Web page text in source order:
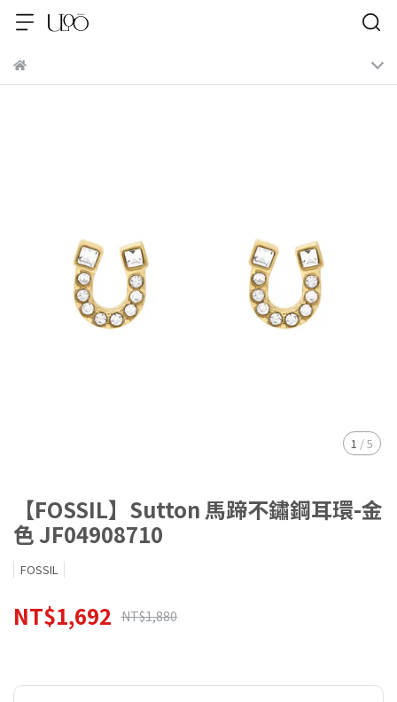
1 /5
【FOSSIL】Sutton 馬蹄不鏽鋼耳環-金
色 JF04908710
FOSSIL
NT$1,692 NT$1,880